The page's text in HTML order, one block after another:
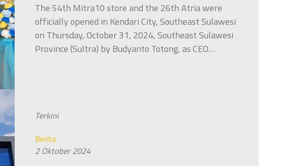
The 54th Mitra10 store and the 26th Atria were
officially opened in Kendari City, Southeast Sulawesi
on Thursday, October 31, 2024, Southeast Sulawesi
Province (Sultra) by Budyanto Totong, as CEO…
Terkini
Berita
2 Oktober 2024